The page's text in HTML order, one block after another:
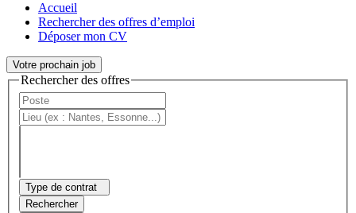
Accueil
Rechercher des offres d’emploi
Déposer mon CV
Votre prochain job
Rechercher des offres
Type de contrat
Rechercher